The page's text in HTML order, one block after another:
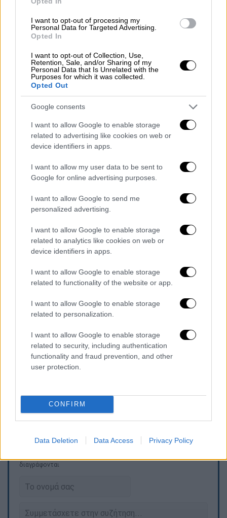
I want to opt-out of processing my
Personal Data for Targeted Advertising.
Opted In
I want to opt-out of Collection, Use,
Retention, Sale, and/or Sharing of my
Personal Data that Is Unrelated with the
Purposes for which it was collected.
Opted Out
Google consents
I want to allow Google to enable storage
related to advertising like cookies on web or
device identifiers in apps.
I want to allow my user data to be sent to
Google for online advertising purposes.
I want to allow Google to send me
personalized advertising.
I want to allow Google to enable storage
related to analytics like cookies on web or
device identifiers in apps.
I want to allow Google to enable storage
related to functionality of the website or app.
I want to allow Google to enable storage
related to personalization.
I want to allow Google to enable storage
related to security, including authentication
functionality and fraud prevention, and other
user protection.
CONFIRM
Data Deletion Data Access Privacy Policy
Εύα Μέντες γνωρίστηκε με τον Ράιαν
Γκόσλινγκ το 2011, στα γυρίσματα της
Pines». Μετά τη γέννηση των παιδιών της
αποφάσισε να κάνει μια παύση από την
υποκριτική προκειμένου να βρίσκεται στο
πλευρό τους. Σε πρόσφατη εμφάνιση στην
εκπομπή « Today», η σταρ εξήγησε την
απόφασή της.
«Ήταν σαν να μην υπήρχε κανένα πρόβλημα.
Είμαι τόσο τυχερή και σκέφτηκα, αν μπορώ
να έχω αυτόν τον χρόνο με τα παιδιά μου,
απλά δεν έπαιζα, γιατί οι ταινίες σε
απομακρύνουν από την οικογένειά σου,
πρέπει να λείπεις πολλές ώρες, να είσαι
μακριά, να ταξιδεύεις συχνά», είπε. «Ήταν
σχεδόν σαν μια μη λεκτική συμφωνία που
έλεγε: Εντάξει, εκείνος θα δουλεύει και από
μακριά και εγώ θα δουλέψω από εδώ».
video
διαγράφονται